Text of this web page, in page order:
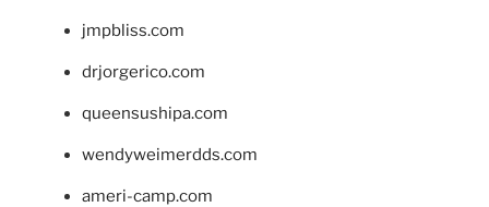
jmpbliss.com
drjorgerico.com
queensushipa.com
wendyweimerdds.com
ameri-camp.com